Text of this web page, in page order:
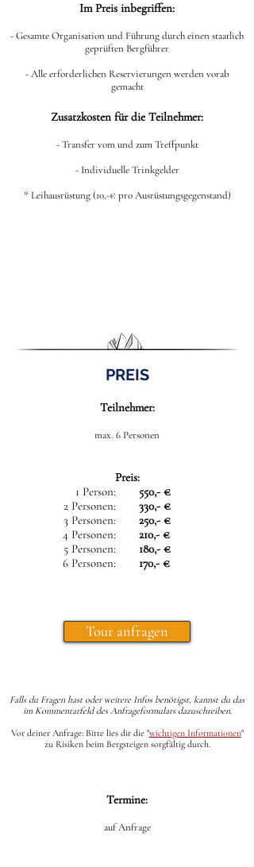
Im Preis inbegriffen:
- Gesamte Organisation und Führung durch einen staatlich
geprüften Bergführer
- Alle erforderlichen Reservierungen werden vorab
gemacht
Zusatzkosten für die Teilnehmer:
- Transfer vom und zum Treffpunkt
- Individuelle Trinkgelder
* Leihausrüstung (10,-€ pro Ausrüstungsgegenstand)
PREIS
Teilnehmer:
max. 6 Personen
Preis:
1 Person:
2 Personen:
3 Personen:
4 Personen:
5 Personen:
6 Personen:
550,- €
330,- €
250,- €
210,- €
180,- €
170,- €
Tour anfragen
Falls du Fragen hast oder weitere Infos benötigst, kannst du das
im Kommentarfeld des Anfrageformulars dazuschreiben.
Vor deiner Anfrage: Bitte lies dir die "wichtigen Informationen"
zu Risiken beim Bergsteigen sorgfältig durch.
Termine:
auf Anfrage